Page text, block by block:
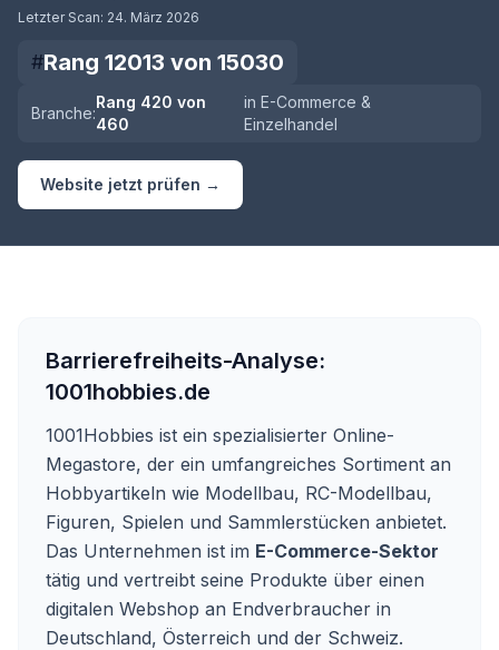
Letzter Scan: 24. März 2026
#Rang 12013 von 15030
Branche:
Rang 420 von
460
in E-Commerce &
Einzelhandel
Website jetzt prüfen →
Barrierefreiheits-Analyse:
1001hobbies.de
1001Hobbies ist ein spezialisierter Online-
Megastore, der ein umfangreiches Sortiment an
Hobbyartikeln wie Modellbau, RC-Modellbau,
Figuren, Spielen und Sammlerstücken anbietet.
Das Unternehmen ist im E-Commerce-Sektor
tätig und vertreibt seine Produkte über einen
digitalen Webshop an Endverbraucher in
Deutschland, Österreich und der Schweiz.